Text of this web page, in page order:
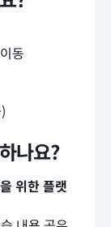
동
나요?
위한 플랫